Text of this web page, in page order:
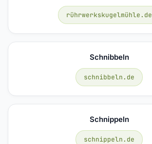
rührwerkskugelmühle.de
Schnibbeln
schnibbeln.de
Schnippeln
schnippeln.de